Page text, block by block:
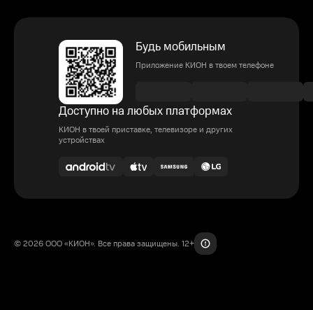
Будь мобильным
Приложение КИОН в твоем телефоне
Доступно на любых платформах
КИОН в твоей приставке, телевизоре и других
устройствах
© 2026 ООО «КИОН». Все права защищены. 12+